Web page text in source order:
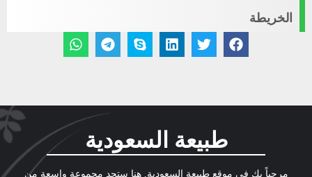
الخريطة
طبيعة السعودية
مرحباً بك في موقع طبيعة السعودية, هنا ستجد مجموعة واسعة من